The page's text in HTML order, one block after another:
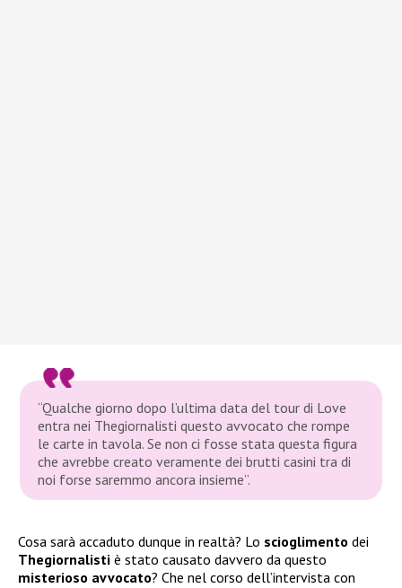
“Qualche giorno dopo l’ultima data del tour di Love
entra nei Thegiornalisti questo avvocato che rompe
le carte in tavola. Se non ci fosse stata questa figura
che avrebbe creato veramente dei brutti casini tra di
noi forse saremmo ancora insieme”.
Cosa sarà accaduto dunque in realtà? Lo scioglimento dei
Thegiornalisti è stato causato davvero da questo
misterioso avvocato? Che nel corso dell’intervista con